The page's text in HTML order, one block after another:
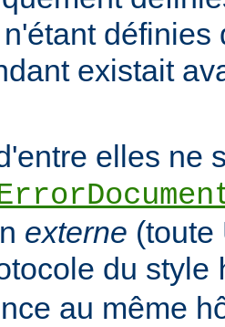
définies
existait
elles ne
externe (toute
du style
au même